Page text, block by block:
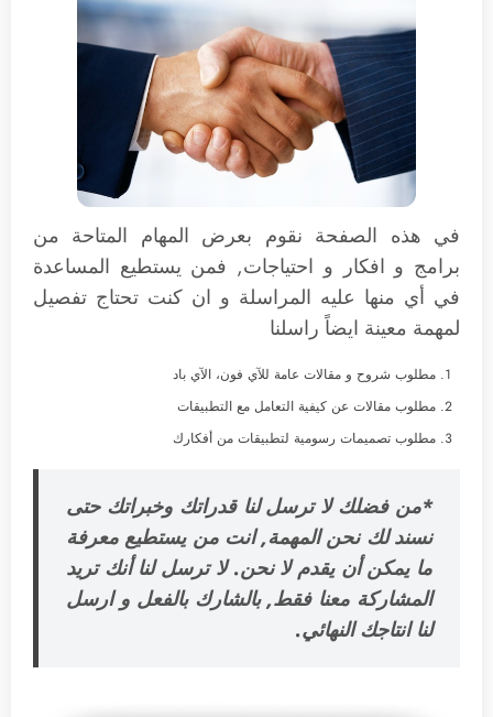
في هذه الصفحة نقوم بعرض المهام المتاحة من
برامج و افكار و احتياجات, فمن يستطيع المساعدة
في أي منها عليه المراسلة و ان كنت تحتاج تفصيل
لمهمة معينة ايضاً راسلنا
مطلوب شروح و مقالات عامة للآي فون، الآي باد
مطلوب مقالات عن كيفية التعامل مع التطبيقات
مطلوب تصميمات رسومية لتطبيقات من أفكارك
*من فضلك لا ترسل لنا قدراتك وخبراتك حتى
نسند لك نحن المهمة, انت من يستطيع معرفة
ما يمكن أن يقدم لا نحن. لا ترسل لنا أنك تريد
المشاركة معنا فقط, بالشارك بالفعل و ارسل
لنا انتاجك النهائي.